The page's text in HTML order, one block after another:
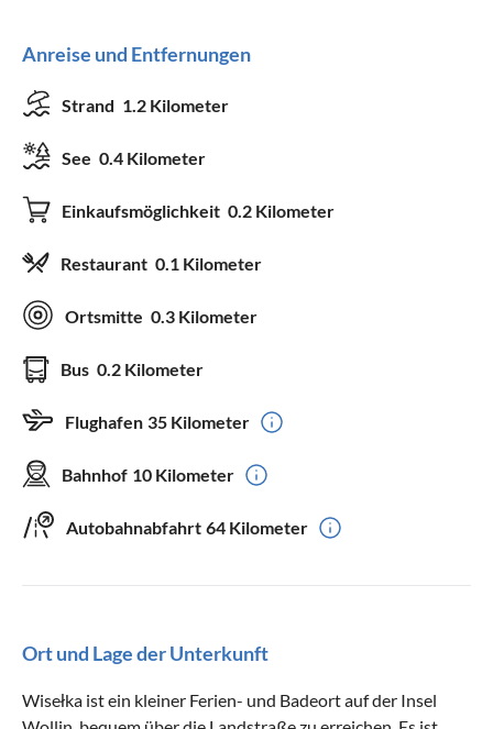
Anreise und Entfernungen
Strand 1.2 Kilometer
See 0.4 Kilometer
Einkaufsmöglichkeit 0.2 Kilometer
Restaurant 0.1 Kilometer
Ortsmitte 0.3 Kilometer
Bus 0.2 Kilometer
Flughafen 35 Kilometer
Bahnhof 10 Kilometer
Autobahnabfahrt 64 Kilometer
Ort und Lage der Unterkunft
Wisełka ist ein kleiner Ferien- und Badeort auf der Insel